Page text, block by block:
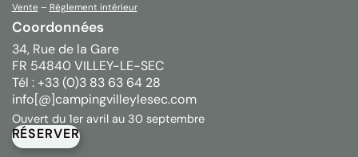
Vente – Règlement intérieur
Coordonnées
34, Rue de la Gare
FR 54840 VILLEY-LE-SEC
Tél : +33 (0)3 83 63 64 28
info[@]campingvilleylesec.com
Ouvert du 1er avril au 30 septembre
RÉSERVER